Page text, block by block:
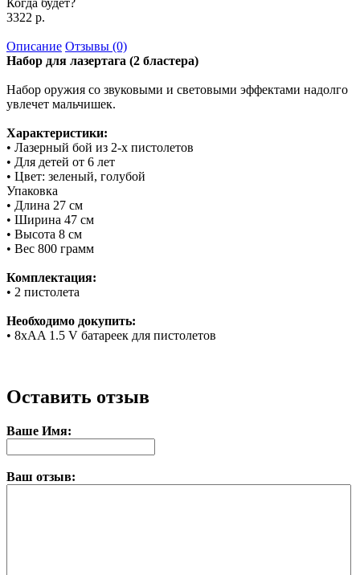
3322 р.
Описание Отзывы (0)
Набор для лазертага (2 бластера)
Набор оружия со звуковыми и световыми эффектами надолго
увлечет мальчишек.
Характеристики:
• Лазерный бой из 2-х пистолетов
• Для детей от 6 лет
• Цвет: зеленый, голубой
Упаковка
• Длина 27 см
• Ширина 47 см
• Высота 8 см
• Вес 800 грамм
Комплектация:
• 2 пистолета
Необходимо докупить:
• 8xAA 1.5 V батареек для пистолетов
Оставить отзыв
Ваше Имя:
Ваш отзыв: